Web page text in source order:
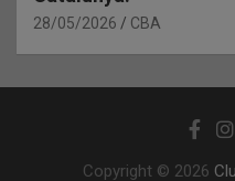
28/05/2026 CBA
Copyright © 2026